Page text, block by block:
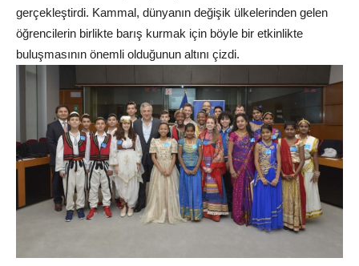
gerçekleştirdi. Kammal, dünyanın değişik ülkelerinden gelen
öğrencilerin birlikte barış kurmak için böyle bir etkinlikte
buluşmasının önemli olduğunun altını çizdi.